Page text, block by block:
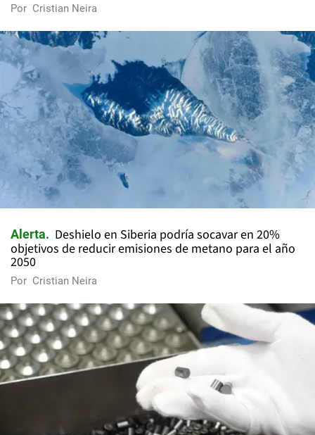
Por Cristian Neira
Alerta
Deshielo en Siberia podría socavar en 20%
objetivos de reducir emisiones de metano para el año
2050
Por Cristian Neira